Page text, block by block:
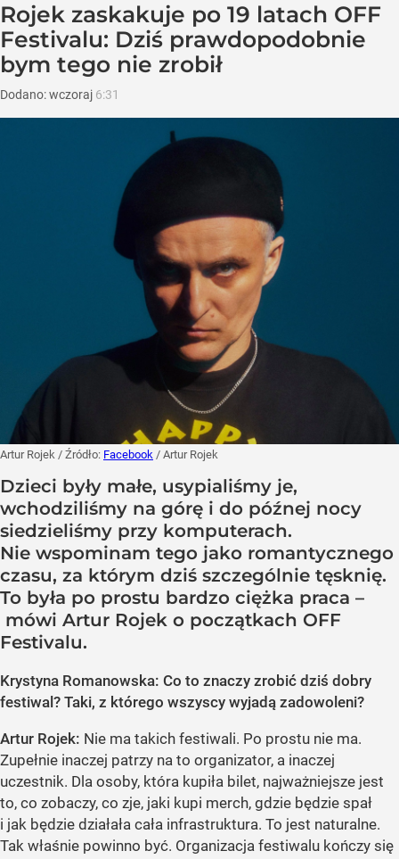
Rojek zaskakuje po 19 latach OFF
Festivalu: Dziś prawdopodobnie
bym tego nie zrobił
Dodano:wczoraj 6:31
Artur Rojek / Źródło: Facebook / Artur Rojek
Dzieci były małe, usypialiśmy je,
wchodziliśmy na górę i do późnej nocy
siedzieliśmy przy komputerach.
Nie wspominam tego jako romantycznego
czasu, za którym dziś szczególnie tęsknię.
To była po prostu bardzo ciężka praca –
mówi Artur Rojek o początkach OFF
Festivalu.
Krystyna Romanowska: Co to znaczy zrobić dziś dobry
festiwal? Taki, z którego wszyscy wyjadą zadowoleni?
Artur Rojek: Nie ma takich festiwali. Po prostu nie ma.
Zupełnie inaczej patrzy na to organizator, a inaczej
uczestnik. Dla osoby, która kupiła bilet, najważniejsze jest
to, co zobaczy, co zje, jaki kupi merch, gdzie będzie spał
i jak będzie działała cała infrastruktura. To jest naturalne.
Tak właśnie powinno być. Organizacja festiwalu kończy się